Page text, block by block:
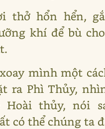
thở hổn hển,
khí để bù
mình một
ra Phì Thủy,
Hoài thủy, nói
có thể chúng ta